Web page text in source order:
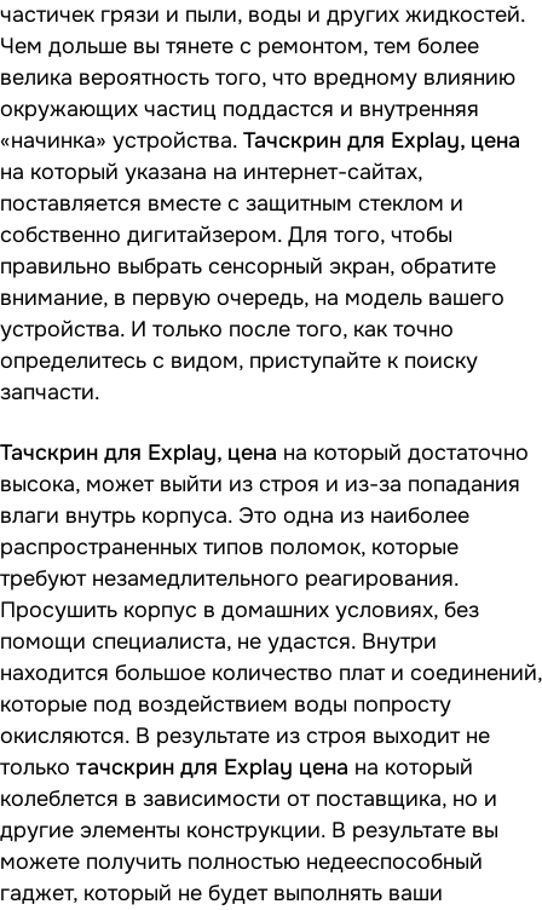
частичек грязи и пыли, воды и других жидкостей.
Чем дольше вы тянете с ремонтом, тем более
велика вероятность того, что вредному влиянию
окружающих частиц поддастся и внутренняя
«начинка» устройства. Тачскрин для Explay, цена
на который указана на интернет-сайтах,
поставляется вместе с защитным стеклом и
собственно дигитайзером. Для того, чтобы
правильно выбрать сенсорный экран, обратите
внимание, в первую очередь, на модель вашего
устройства. И только после того, как точно
определитесь с видом, приступайте к поиску
запчасти.
Тачскрин для Explay, цена на который достаточно
высока, может выйти из строя и из-за попадания
влаги внутрь корпуса. Это одна из наиболее
распространенных типов поломок, которые
требуют незамедлительного реагирования.
Просушить корпус в домашних условиях, без
помощи специалиста, не удастся. Внутри
находится большое количество плат и соединений,
которые под воздействием воды попросту
окисляются. В результате из строя выходит не
только тачскрин для Explay цена на который
колеблется в зависимости от поставщика, но и
другие элементы конструкции. В результате вы
можете получить полностью недееспособный
гаджет, который не будет выполнять ваши